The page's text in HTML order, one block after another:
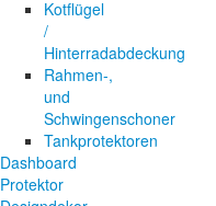
Kotflügel
/
Hinterradabdeckung
Rahmen-,
und
Schwingenschoner
Tankprotektoren
Dashboard
Protektor